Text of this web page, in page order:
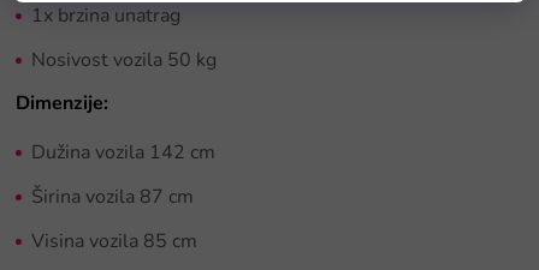
1x brzina unatrag
Nosivost vozila 50 kg
Dimenzije:
Dužina vozila 142 cm
Širina vozila 87 cm
Visina vozila 85 cm